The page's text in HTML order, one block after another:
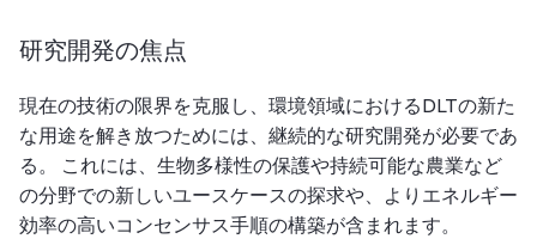
研究開発の焦点
現在の技術の限界を克服し、環境領域におけるDLTの新た
な用途を解き放つためには、継続的な研究開発が必要であ
る。 これには、生物多様性の保護や持続可能な農業など
の分野での新しいユースケースの探求や、よりエネルギー
効率の高いコンセンサス手順の構築が含まれます。